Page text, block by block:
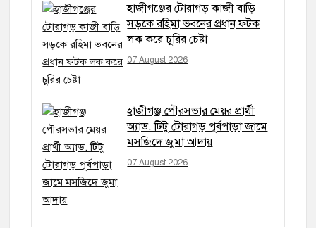
হাজীগঞ্জের টোরাগড় কাজী বাড়ি
সড়কে রহিমা ভবনের প্রধান ফটক
লক করে চুরির চেষ্টা
07 August 2026
হাজীগঞ্জ পৌরসভার মেয়র প্রার্থী
অ্যাড. টিটু টোরাগড় পূর্বপাড়া জামে
মসজিদে জুমা আদায়
07 August 2026